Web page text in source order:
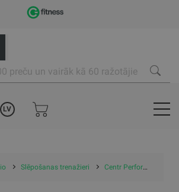
LV
Slēpošanas trenažieri Centr Perform Series Slēpošanas Trenažieris ar grīdas stendu